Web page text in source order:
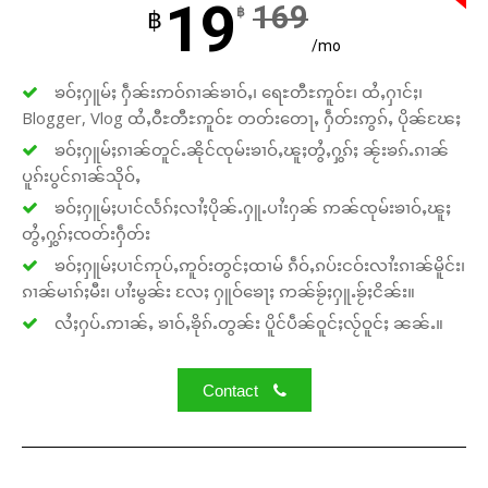
฿ 19 ฿ 169
/mo
ၶဝ်ႈႁူမ်ႈ ႁဵၼ်းဢဝ်ၵၢၼ်ၶၢဝ်ႇ၊ ရေႊတီႊဢူဝ်ႊ၊ ထႆႇႁၢင်ႈ၊
Blogger, Vlog ထႆႇဝီႊတီႊဢူဝ်ႊ တတ်းတေႃႇ ႁဵတ်းဢွၵ်ႇ ပိုၼ်ၽႄႈ
ၶဝ်ႈႁူမ်ႈၵၢၼ်တူင်ႉၼိုင်ၸုမ်းၶၢဝ်ႇၽူႈတွႆႇႁွၵ်ႈ ၼႂ်းၶၵ်ႉၵၢၼ်
ပူၵ်းပွင်ၵၢၼ်သိုဝ်ႇ
ၶဝ်ႈႁူမ်ႈပၢင်လႅၵ်ႈလၢႆႈပိုၼ်ႉႁူႉပၢႆးႁၼ် ဢၼ်ၸုမ်းၶၢဝ်ႇၽူႈ
တွႆႇႁွၵ်ႈၸတ်းႁဵတ်း
ၶဝ်ႈႁူမ်ႈပၢင်ဢုပ်ႇဢူဝ်းတွင်ႈထၢမ် ၵဵဝ်ႇၵပ်းငဝ်းလၢႆးၵၢၼ်မိူင်း၊
ၵၢၼ်မၢၵ်ႈမီး၊ ပၢႆးမွၼ်း လႄႈ ႁူဝ်ၶေႃႈ ဢၼ်ၶႂ်ႈႁူႉၶႂ်ႈငိၼ်း။
လႆႈႁပ်ႉဢၢၼ်ႇ ၶၢဝ်ႇၶိုၵ်ႉတွၼ်း ပိူင်ပဵၼ်ဝူင်ႈလႂ်ဝူင်ႈ ၼၼ်ႉ။
Contact